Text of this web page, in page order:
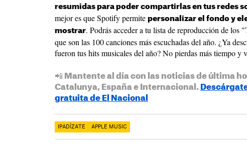
resumidas para poder compartirlas en tus redes
mejor es que Spotify permite personalizar el fondo y
mostrar. Podrás acceder a tu lista de reproducción de los
que son las 100 canciones más escuchadas del año. ¿Ya
fueron tus hits musicales del año? No pierdas más tiempo y
📲 Mantente al día con las noticias de última
Catalunya, España e Internacional.
gratuita de El Nacional
IPADÍZATE APPLE MUSIC